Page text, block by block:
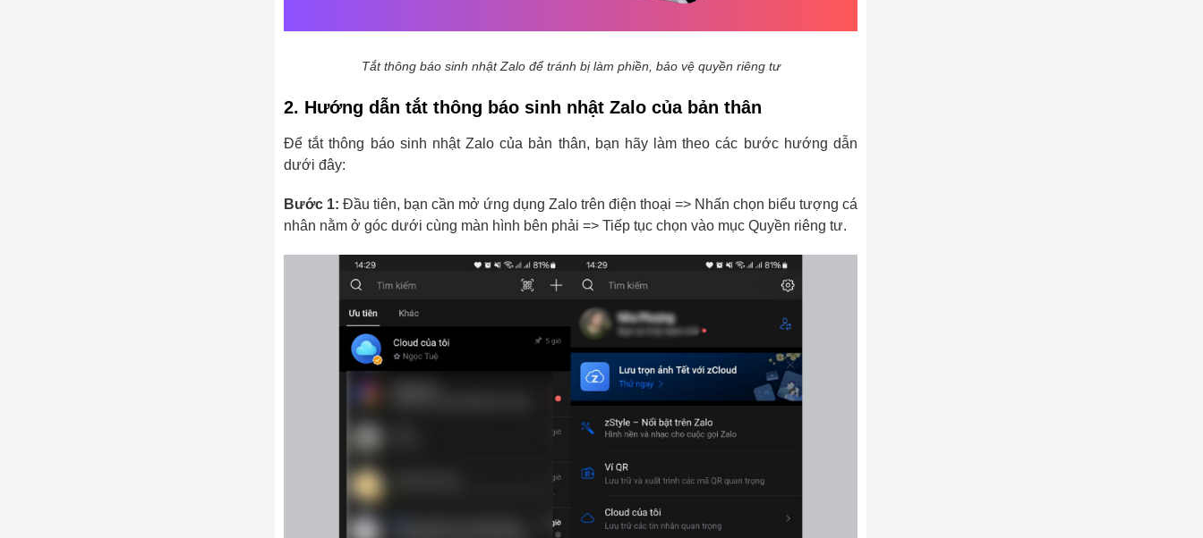
Tắt thông báo sinh nhật Zalo để tránh bị làm phiền, bảo vệ quyền riêng tư
2. Hướng dẫn tắt thông báo sinh nhật Zalo của bản thân
Để tắt thông báo sinh nhật Zalo của bản thân, bạn hãy làm theo các bước hướng dẫn
dưới đây:
Bước 1: Đầu tiên, bạn cần mở ứng dụng Zalo trên điện thoại => Nhấn chọn biểu tượng cá
nhân nằm ở góc dưới cùng màn hình bên phải => Tiếp tục chọn vào mục Quyền riêng tư.